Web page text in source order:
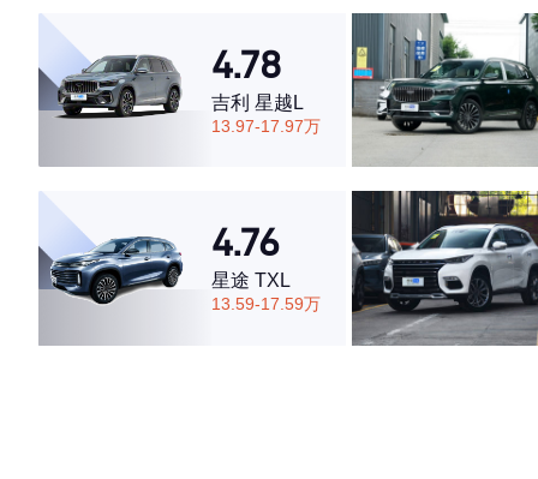
4.78
吉利 星越L
13.97-17.97万
4.76
星途 TXL
13.59-17.59万